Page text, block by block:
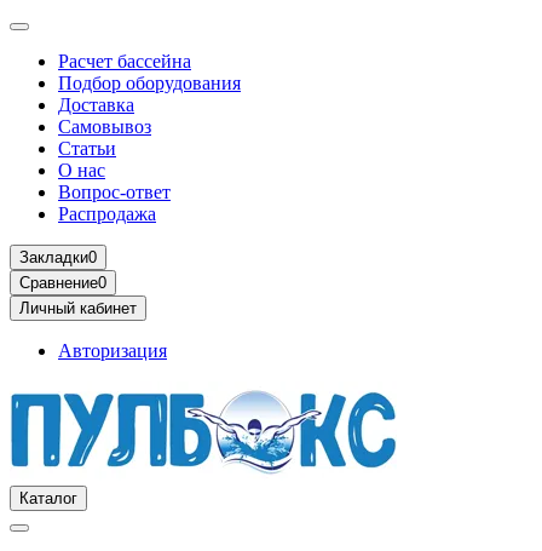
Расчет бассейна
Подбор оборудования
Доставка
Самовывоз
Статьи
О нас
Вопрос-ответ
Распродажа
Закладки0
Сравнение0
Личный кабинет
Авторизация
Каталог